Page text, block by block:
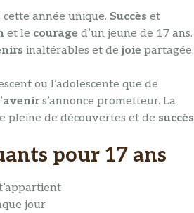
cette année unique. Succès et
et le courage d’un jeune de 17 ans.
inaltérables et de joie partagée.
ou l’adolescente que de
avenirs’annonce prometteur. La
pleine de découvertes et de succès
pour 17 ans
jour